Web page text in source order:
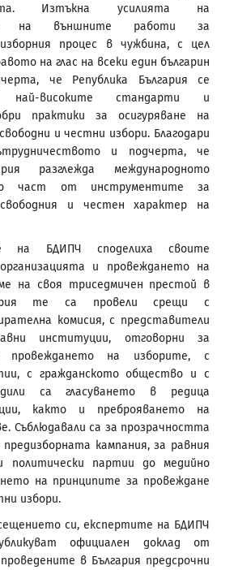
Изтъкна усилията на
на външните работи за
процес в чужбина, с цел
на глас на всеки един българин
че Република България се
най-високите стандарти и
практики за осигуряване на
и честни избори. Благодари
и подчерта, че
разглежда международното
част от инструментите за
и честен характер на
на БДИПЧ споделиха своите
и провеждането на
на своя триседмичен престой в
те са провели срещи с
комисия, с представители
институции, отговорни за
провеждането на изборите, с
с гражданското общество и с
са гласуването в редица
както и преброяването на
Съблюдавали са за прозрачността
кампания, за равния
политически партии до медийно
на принципите за провеждане
избори.
си, експертите на БДИПЧ
официален доклад от
в България предсрочни